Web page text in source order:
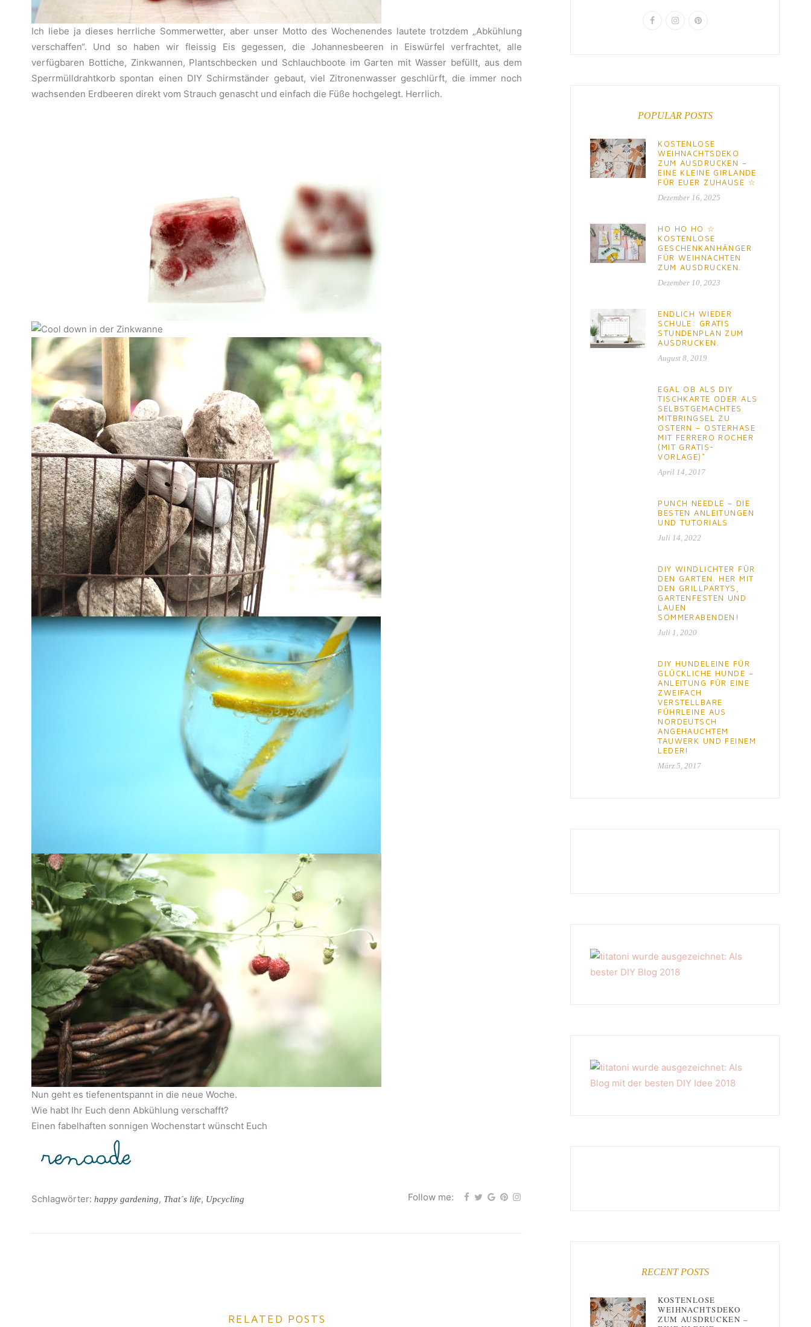
Ich liebe ja dieses herrliche Sommerwetter, aber unser Motto des Wochenendes lautete trotzdem „Abkühlung
verschaffen“. Und so haben wir fleissig Eis gegessen, die Johannesbeeren in Eiswürfel verfrachtet, alle
verfügbaren Bottiche, Zinkwannen, Plantschbecken und Schlauchboote im Garten mit Wasser befüllt, aus dem
Sperrmülldrahtkorb spontan einen DIY Schirmständer gebaut, viel Zitronenwasser geschlürft, die immer noch
wachsenden Erdbeeren direkt vom Strauch genascht und einfach die Füße hochgelegt. Herrlich.
Nun geht es tiefenentspannt in die neue Woche.
Wie habt Ihr Euch denn Abkühlung verschafft?
Einen fabelhaften sonnigen Wochenstart wünscht Euch
Schlagwörter: happy gardening, That´s life, Upcycling Follow me:
RELATED POSTS
POPULAR POSTS
KOSTENLOSE
WEIHNACHTSDEKO
ZUM AUSDRUCKEN –
EINE KLEINE GIRLANDE
FÜR EUER ZUHAUSE ☆
Dezember 16, 2025
HO HO HO ☆
KOSTENLOSE
GESCHENKANHÄNGER
FÜR WEIHNACHTEN
ZUM AUSDRUCKEN.
Dezember 10, 2023
ENDLICH WIEDER
SCHULE: GRATIS
STUNDENPLAN ZUM
AUSDRUCKEN.
August 8, 2019
EGAL OB ALS DIY
TISCHKARTE ODER ALS
SELBSTGEMACHTES
MITBRINGSEL ZU
OSTERN – OSTERHASE
MIT FERRERO ROCHER
(MIT GRATIS-
VORLAGE)*
April 14, 2017
PUNCH NEEDLE – DIE
BESTEN ANLEITUNGEN
UND TUTORIALS
Juli 14, 2022
DIY WINDLICHTER FÜR
DEN GARTEN. HER MIT
DEN GRILLPARTYS,
GARTENFESTEN UND
LAUEN
SOMMERABENDEN!
Juli 1, 2020
DIY HUNDELEINE FÜR
GLÜCKLICHE HUNDE –
ANLEITUNG FÜR EINE
ZWEIFACH
VERSTELLBARE
FÜHRLEINE AUS
NORDEUTSCH
ANGEHAUCHTEM
TAUWERK UND FEINEM
LEDER!
März 5, 2017
RECENT POSTS
KOSTENLOSE
WEIHNACHTSDEKO
ZUM AUSDRUCKEN –